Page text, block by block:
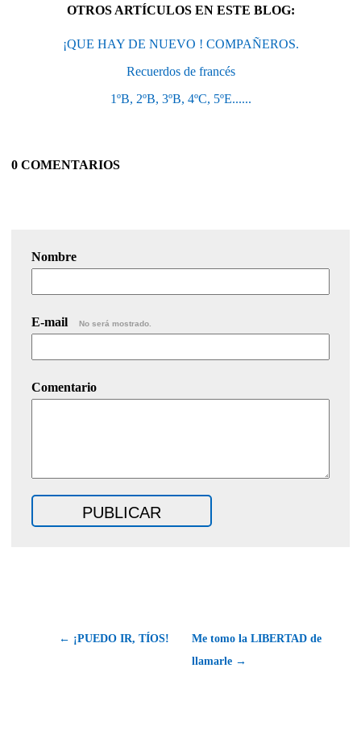
OTROS ARTÍCULOS EN ESTE BLOG:
¡QUE HAY DE NUEVO ! COMPAÑEROS.
Recuerdos de francés
1ºB, 2ºB, 3ºB, 4ºC, 5ºE......
0 COMENTARIOS
Nombre
E-mail No será mostrado.
Comentario
← ¡PUEDO IR, TÍOS!
Me tomo la LIBERTAD de
llamarle →